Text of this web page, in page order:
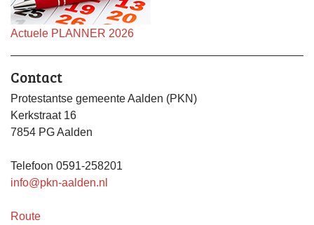
Actuele PLANNER 2026
Contact
Protestantse gemeente Aalden (PKN)
Kerkstraat 16
7854 PG Aalden
Telefoon 0591-258201
info@pkn-aalden.nl
Route